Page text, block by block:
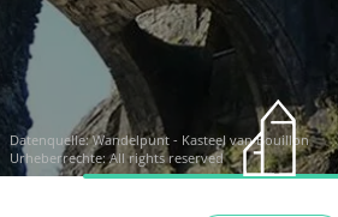
Datenquelle:Wandelpunt - Kasteel van Bouillon
Urheberrechte: All rights reserved